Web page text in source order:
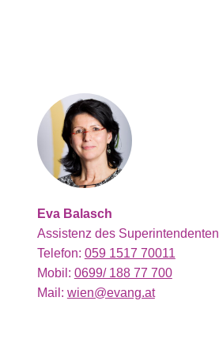
Eva Balasch
Assistenz des Superintendenten
Telefon: 059 1517 70011
Mobil: 0699/ 188 77 700
Mail: wien@evang.at